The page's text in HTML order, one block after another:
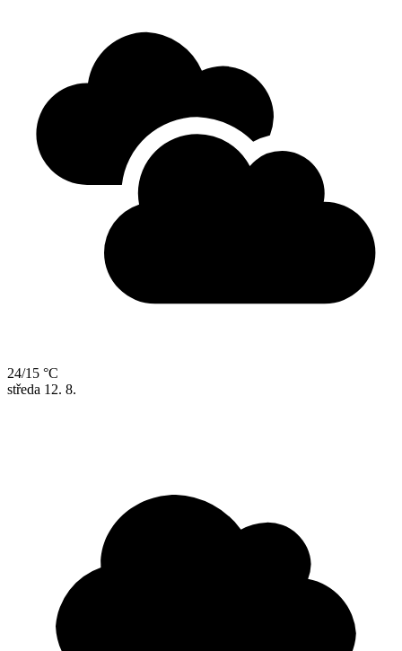
24/15 °C
středa 12. 8.